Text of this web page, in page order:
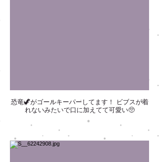
恐竜🦖がゴールキーパーしてます！ ビブスが着
れないみたいで口に加えてて可愛い🥺